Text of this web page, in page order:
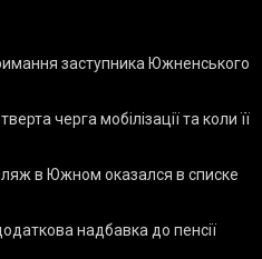
заступника Южненського
черга мобілізації та коли її
в Южном оказался в списке
надбавка до пенсії